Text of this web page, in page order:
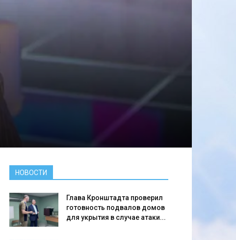
НОВОСТИ
Глава Кронштадта проверил
готовность подвалов домов
для укрытия в случае атаки...